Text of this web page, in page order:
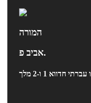
המורה
אביב פ.